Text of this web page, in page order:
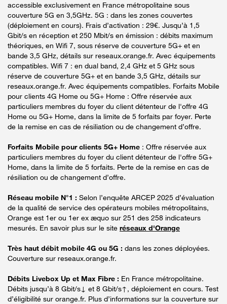
accessible exclusivement en France métropolitaine sous
couverture 5G en 3,5GHz. 5G : dans les zones couvertes
(déploiement en cours). Frais d’activation : 29€. Jusqu’à 1,5
Gbit/s en réception et 250 Mbit/s en émission : débits maximum
théoriques, en Wifi 7, sous réserve de couverture 5G+ et en
bande 3,5 GHz, détails sur reseaux.orange.fr. Avec équipements
compatibles. Wifi 7 : en dual band, 2,4 GHz et 5 GHz sous
réserve de couverture 5G+ et en bande 3,5 GHz, détails sur
reseaux.orange.fr. Avec équipements compatibles. Forfaits Mobile
pour clients 4G Home ou 5G+ Home : Offre réservée aux
particuliers membres du foyer du client détenteur de l'offre 4G
Home ou 5G+ Home, dans la limite de 5 forfaits par foyer. Perte
de la remise en cas de résiliation ou de changement d’offre.
Forfaits Mobile pour clients 5G+ Home : Offre réservée aux
particuliers membres du foyer du client détenteur de l'offre 5G+
Home, dans la limite de 5 forfaits. Perte de la remise en cas de
résiliation ou de changement d’offre.
Réseau mobile N°1 : Selon l’enquête ARCEP 2025 d’évaluation
de la qualité de service des opérateurs mobiles métropolitains,
Orange est 1er ou 1er ex æquo sur 251 des 258 indicateurs
mesurés. En savoir plus sur le site réseaux d'Orange
Très haut débit mobile 4G ou 5G : dans les zones déployées.
Couverture sur reseaux.orange.fr.
Débits Livebox Up et Max Fibre : En France métropolitaine.
Débits jusqu’à 8 Gbit/s↓ et 8 Gbit/s↑, déploiement en cours. Test
d’éligibilité sur orange.fr. Plus d’informations sur la couverture sur